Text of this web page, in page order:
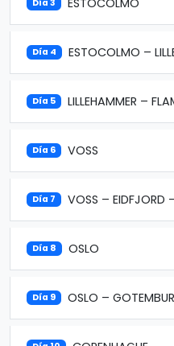
Día 3
Día 4 ESTOCOLMO –
Día 5 LILLEHAMMER –
Día 6 VOSS
Día 7 VOSS – EIDFJORD
Día 8 OSLO
Día 9 OSLO –